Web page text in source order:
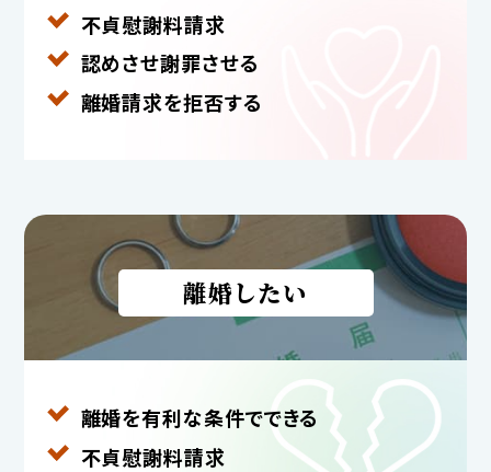
不貞慰謝料請求
認めさせ謝罪させる
離婚請求を拒否する
離婚したい
離婚を有利な条件でできる
不貞慰謝料請求